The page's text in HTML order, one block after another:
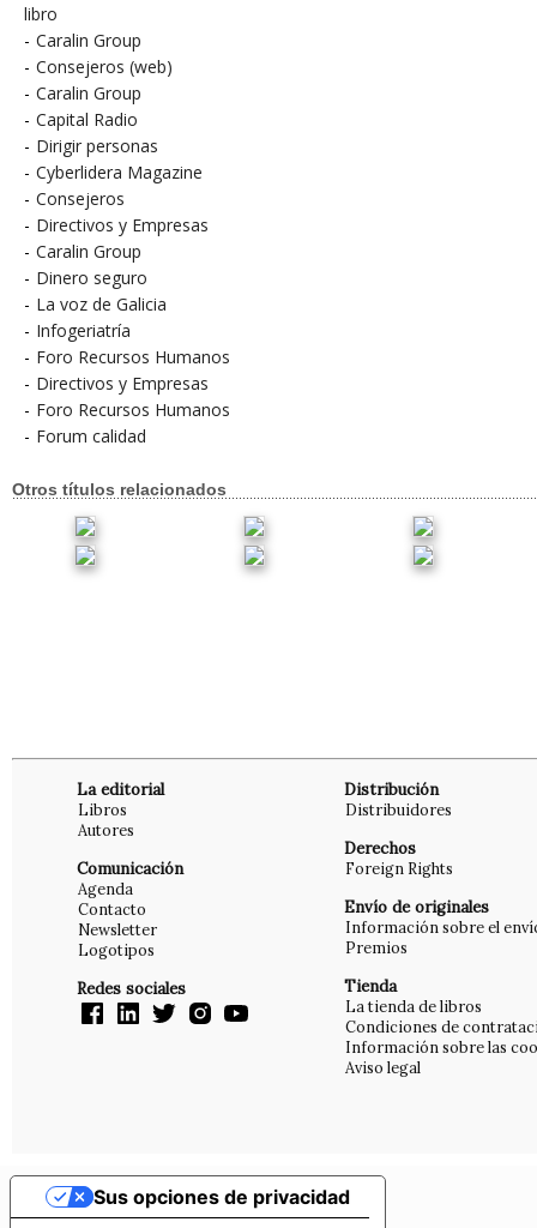
libro
- Caralin Group
- Consejeros (web)
- Caralin Group
- Capital Radio
- Dirigir personas
- Cyberlidera Magazine
- Consejeros
- Directivos y Empresas
- Caralin Group
- Dinero seguro
- La voz de Galicia
- Infogeriatría
- Foro Recursos Humanos
- Directivos y Empresas
- Foro Recursos Humanos
- Forum calidad
Otros títulos relacionados
La editorial
Libros
Autores
Comunicación
Agenda
Contacto
Newsletter
Logotipos
Redes sociales
Distribución
Distribuidores
Derechos
Foreign Rights
Envío de originales
Información sobre el
Premios
Tienda
La tienda de libros
Condiciones de
Información sobre las
Aviso legal
Sus opciones de privacidad